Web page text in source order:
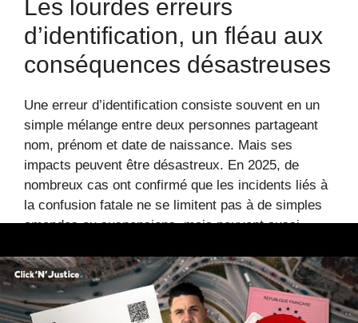
Les lourdes erreurs
d’identification, un fléau aux
conséquences désastreuses
Une erreur d’identification consiste souvent en un
simple mélange entre deux personnes partageant
nom, prénom et date de naissance. Mais ses
impacts peuvent être désastreux. En 2025, de
nombreux cas ont confirmé que les incidents liés à
la confusion fatale ne se limitent pas à de simples
amendes ou suspensions, mais peuvent aussi
graves et une atteinte à la réputation.
Ironiquement, la majorité des erreurs provient